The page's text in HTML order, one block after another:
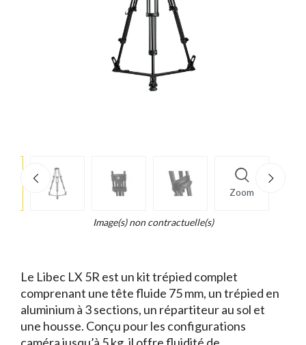
Zoom
Image(s) non contractuelle(s)
Le Libec LX 5R est un kit trépied complet
comprenant une tête fluide 75 mm, un trépied en
aluminium à 3 sections, un répartiteur au sol et
une housse. Conçu pour les configurations